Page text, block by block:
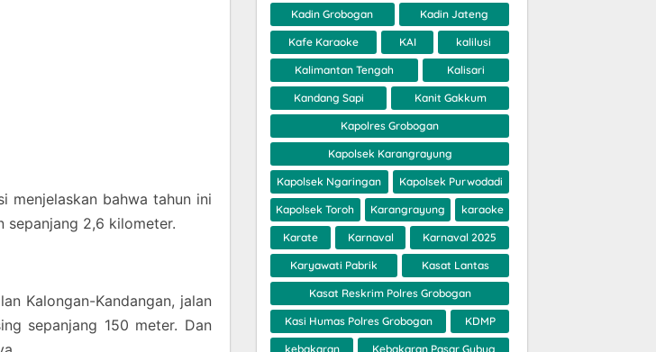
menjelaskan bahwa tahun ini
sepanjang 2,6 kilometer.
Kalongan-Kandangan, jalan
sepanjang 150 meter. Dan
Kadin Grobogan Kadin Jateng
Kafe Karaoke KAI kalilusi
Kalimantan Tengah Kalisari
Kandang Sapi Kanit Gakkum
Kapolres Grobogan
Kapolsek Karangrayung
Kapolsek Ngaringan Kapolsek Purwodadi
Kapolsek Toroh Karangrayung karaoke
Karate Karnaval Karnaval 2025
Karyawati Pabrik Kasat Lantas
Kasat Reskrim Polres Grobogan
Kasi Humas Polres Grobogan KDMP
kebakaran Kebakaran Pasar Gubug